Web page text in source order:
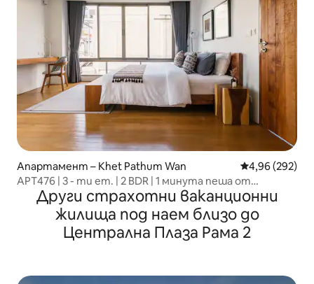
Апартамент – Khet Pathum Wan Средна
4,96 (292)
APT476 | 3 - ти ет. | 2 BDR | 1 минута пеша от
метрото
Други страхотни ваканционни
жилища под наем близо до
Централна Плаза Рама 2